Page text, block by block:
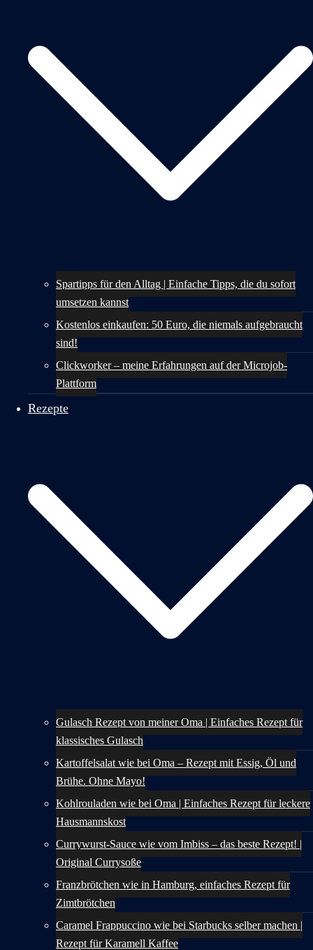
Spartipps für den Alltag | Einfache Tipps, die du sofort
umsetzen kannst
Kostenlos einkaufen: 50 Euro, die niemals aufgebraucht
sind!
Clickworker – meine Erfahrungen auf der Microjob-
Plattform
Rezepte
Gulasch Rezept von meiner Oma | Einfaches Rezept für
klassisches Gulasch
Kartoffelsalat wie bei Oma – Rezept mit Essig, Öl und
Brühe. Ohne Mayo!
Kohlrouladen wie bei Oma | Einfaches Rezept für leckere
Hausmannskost
Currywurst-Sauce wie vom Imbiss – das beste Rezept! |
Original Currysoße
Franzbrötchen wie in Hamburg, einfaches Rezept für
Zimtbrötchen
Caramel Frappuccino wie bei Starbucks selber machen |
Rezept für Karamell Kaffee